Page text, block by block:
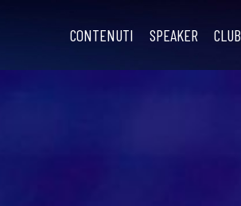
CONTENUTI SPEAKER CLUB